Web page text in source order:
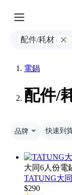
配件/耗材
電鍋
配件/
品牌 快速到
大同6人份電
TATUNG大
$290